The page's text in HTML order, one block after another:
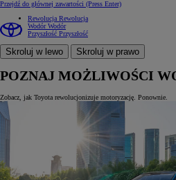
Przejdź do głównej zawartości (Press Enter)
Rewolucja Rewolucja
WodórWodór
Przyszłość Przyszłość
Skroluj w lewo Skroluj w prawo
POZNAJ MOŻLIWOŚCI
Zobacz, jak Toyota rewolucjonizuje motoryzację. Ponownie.